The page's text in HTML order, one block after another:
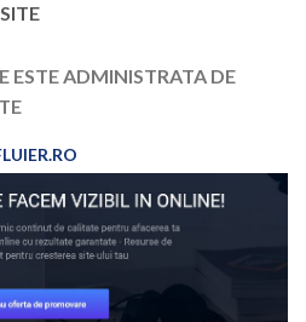
ESTE ADMINISTRATA DE